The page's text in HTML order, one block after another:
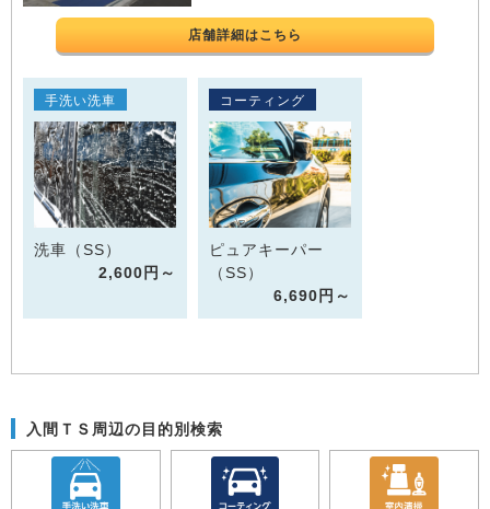
店舗詳細はこちら
手洗い洗車
洗車（SS）
2,600円～
コーティング
ピュアキーパー
（SS）
6,690円～
入間ＴＳ周辺の目的別検索